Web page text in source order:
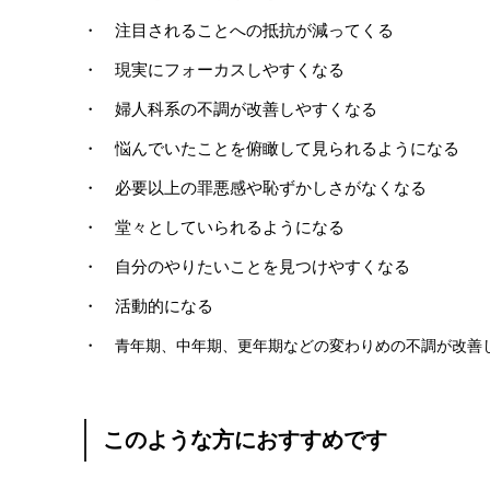
・ 注目されることへの抵抗が減ってくる
・ 現実にフォーカスしやすくなる
・ 婦人科系の不調が改善しやすくなる
・ 悩んでいたことを俯瞰して見られるようになる
・ 必要以上の罪悪感や恥ずかしさがなくなる
・ 堂々としていられるようになる
・ 自分のやりたいことを見つけやすくなる
・ 活動的になる
・ 青年期、中年期、更年期などの変わりめの不調が改善
このような方におすすめです